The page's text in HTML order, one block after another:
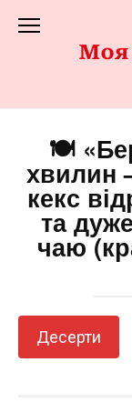
до
🍽️
хвилин
кекс
та
чаю
Десерти